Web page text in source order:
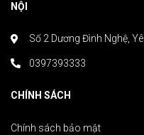
NỘI
Số 2 Dương Đình Nghệ,
0397393333
CHÍNH SÁCH
Chính sách bảo mật